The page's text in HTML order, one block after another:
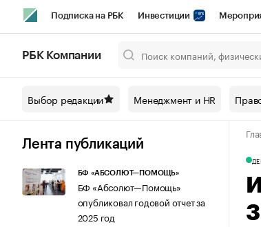
Подписка на РБК Инвестиции
Спецпроекты СПб Конференции СПб
Технологии и медиа Рынок
РБК Компании
Выбор редакции Менеджмент и HR
Лента публикаций
БФ «АБСОЛЮТ—ПОМОЩЬ»
БФ «Абсолют—Помощь»
опубликовал годовой отчет за
2025 год